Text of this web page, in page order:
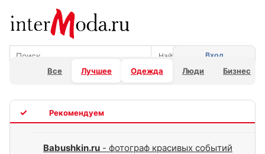
Все Лучшее Одежда Люди Бизнес
Вход
Babushkin.ru - фотограф красивых событий